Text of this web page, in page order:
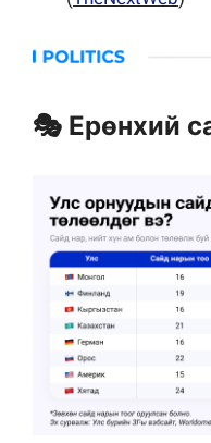
🎭 Ерөнхий